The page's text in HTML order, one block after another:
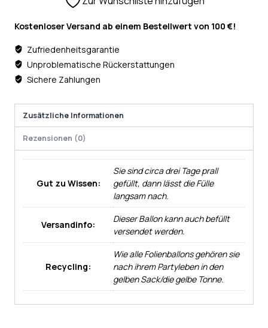
Kostenloser Versand ab einem Bestellwert von 100 €!
Zufriedenheitsgarantie
Unproblematische Rückerstattungen
Sichere Zahlungen
Zusätzliche Informationen
Rezensionen (0)
Gut zu Wissen:
Sie sind circa drei Tage prall
gefüllt, dann lässt die Fülle
langsam nach.
Versandinfo:
Dieser Ballon kann auch befüllt
versendet werden.
Recycling:
Wie alle Folienballons gehören sie
nach ihrem Partyleben in den
gelben Sack/die gelbe Tonne.